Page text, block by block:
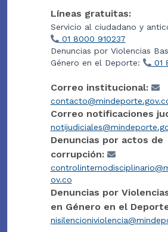
Líneas gratuitas:
Servicio al ciudadano y
01 8000 910237
Denuncias por Violencias
Género en el Deporte:
01
Correo institucional:
Correo notificaciones
Denuncias por actos de
corrupción:
ov.co
Denuncias por
en Género en el